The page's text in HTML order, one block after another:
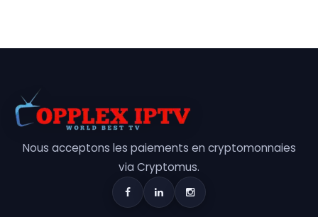
Nous acceptons les paiements en cryptomonnaies
via Cryptomus.